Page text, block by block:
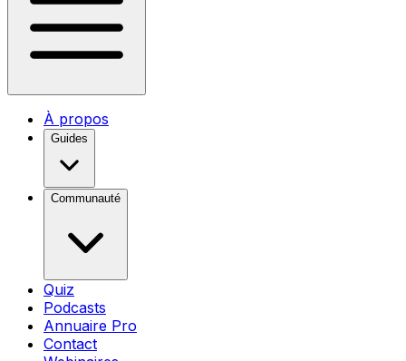
À propos
Guides
Communauté
Quiz
Podcasts
Annuaire Pro
Contact